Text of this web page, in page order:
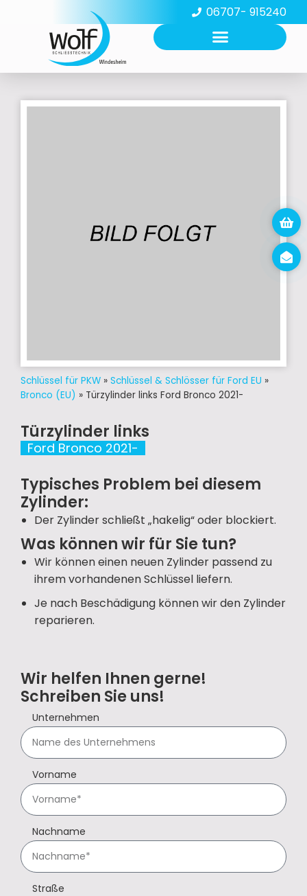
06707- 915240
Schlüssel für PKW » Schlüssel & Schlösser für Ford EU »
Bronco (EU) » Türzylinder links Ford Bronco 2021-
Türzylinder links
Ford Bronco 2021-
Typisches Problem bei diesem
Zylinder:
Der Zylinder schließt „hakelig“ oder blockiert.
Was können wir für Sie tun?
Wir können einen neuen Zylinder passend zu
ihrem vorhandenen Schlüssel liefern.
Je nach Beschädigung können wir den Zylinder
reparieren.
Wir helfen Ihnen gerne!
Schreiben Sie uns!
Unternehmen
Vorname
Nachname
Straße